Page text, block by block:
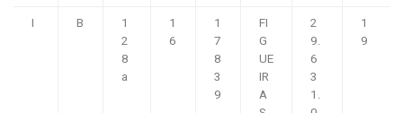
I B
1
2
8
a
1
6
1
7
8
3
9
FI
G
UE
IR
A
2
9.
6
3
1.
1
9